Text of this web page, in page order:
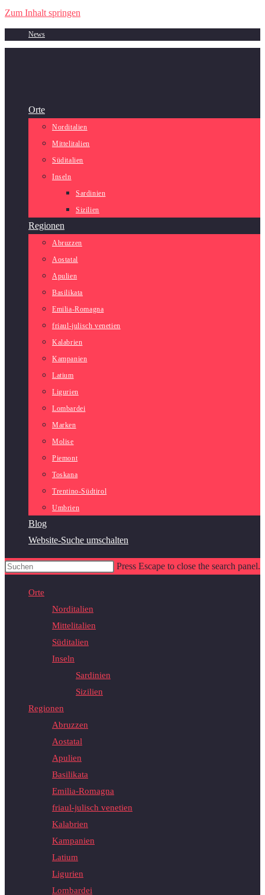
Zum Inhalt springen
News
Orte
Norditalien
Mittelitalien
Süditalien
Inseln
Sardinien
Sizilien
Regionen
Abruzzen
Aostatal
Apulien
Basilikata
Emilia-Romagna
friaul-julisch venetien
Kalabrien
Kampanien
Latium
Ligurien
Lombardei
Marken
Molise
Piemont
Toskana
Trentino-Südtirol
Umbrien
Blog
Website-Suche umschalten
Press Escape to close the search panel.
Orte
Norditalien
Mittelitalien
Süditalien
Inseln
Sardinien
Sizilien
Regionen
Abruzzen
Aostatal
Apulien
Basilikata
Emilia-Romagna
friaul-julisch venetien
Kalabrien
Kampanien
Latium
Ligurien
Lombardei